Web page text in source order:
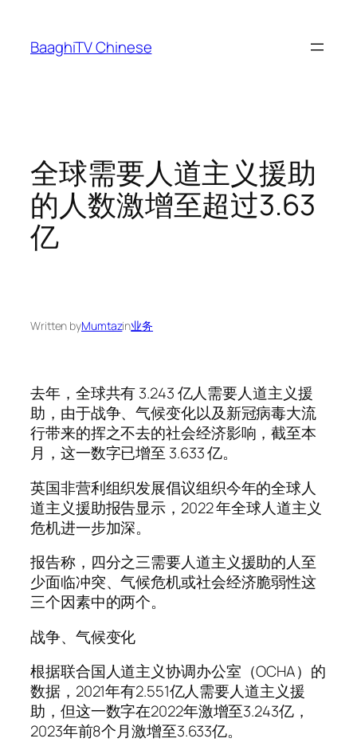
content
BaaghiTV Chinese
全球需要人道主义援助
的人数激增至超过3.63
亿
Written byMumtazin业务
去年，全球共有 3.243 亿人需要人道主义援
助，由于战争、气候变化以及新冠病毒大流
行带来的挥之不去的社会经济影响，截至本
月，这一数字已增至 3.633 亿。
英国非营利组织发展倡议组织今年的全球人
道主义援助报告显示，2022 年全球人道主义
危机进一步加深。
报告称，四分之三需要人道主义援助的人至
少面临冲突、气候危机或社会经济脆弱性这
三个因素中的两个。
战争、气候变化
根据联合国人道主义协调办公室（OCHA）的
数据，2021年有2.551亿人需要人道主义援
助，但这一数字在2022年激增至3.243亿，
2023年前8个月激增至3.633亿。